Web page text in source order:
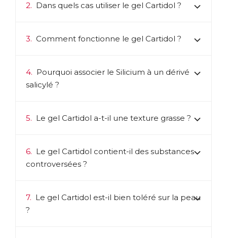
2. Dans quels cas utiliser le gel Cartidol ?
3. Comment fonctionne le gel Cartidol ?
4. Pourquoi associer le Silicium à un dérivé
salicylé ?
5. Le gel Cartidol a-t-il une texture grasse ?
6. Le gel Cartidol contient-il des substances
controversées ?
7. Le gel Cartidol est-il bien toléré sur la peau
?